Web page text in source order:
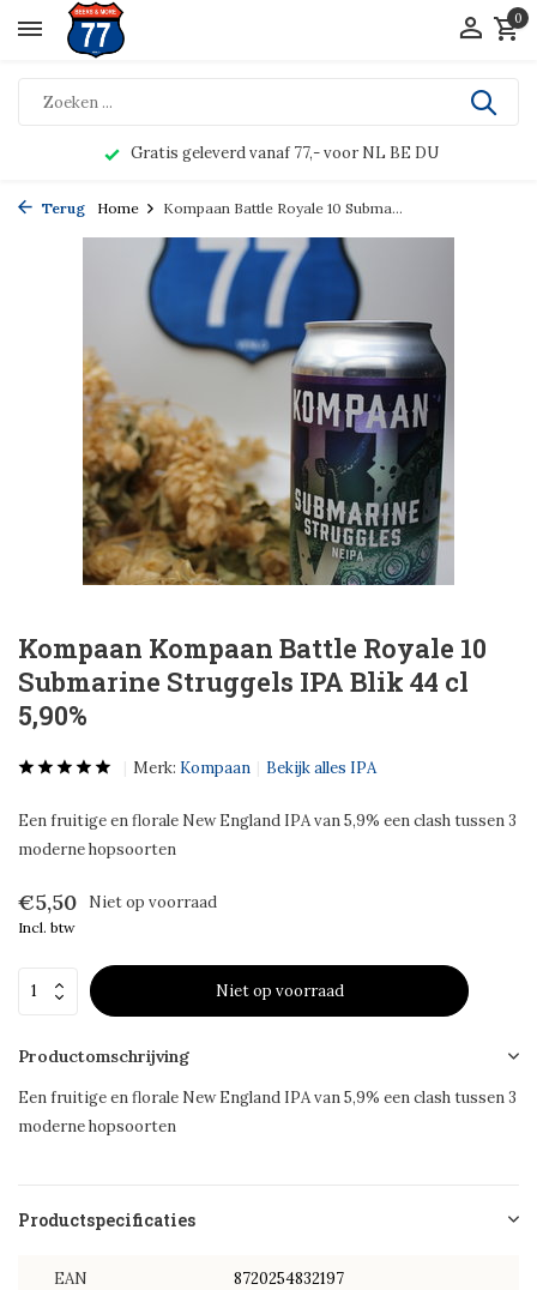
0
Gratis geleverd vanaf 77,- voor NL BE DU
Terug Home Kompaan Battle Royale 10 Subma...
Kompaan Kompaan Battle Royale 10
Submarine Struggels IPA Blik 44 cl
5,90%
Merk: Kompaan Bekijk alles IPA
Een fruitige en florale New England IPA van 5,9% een clash tussen 3
moderne hopsoorten
€5,50 Niet op voorraad
Incl. btw
Niet op voorraad
Productomschrijving
Een fruitige en florale New England IPA van 5,9% een clash tussen 3
moderne hopsoorten
Productspecificaties
EAN 8720254832197